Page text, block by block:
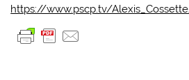
https://www.pscp.tv/